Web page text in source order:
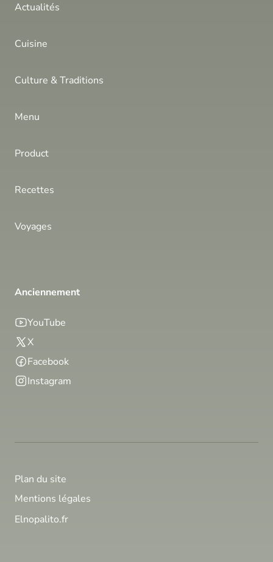
Actualités
Cuisine
Culture & Traditions
Menu
Product
Recettes
Voyages
Anciennement
YouTube
X
Facebook
Instagram
Elnopalito.fr
Plan du site
Mentions légales